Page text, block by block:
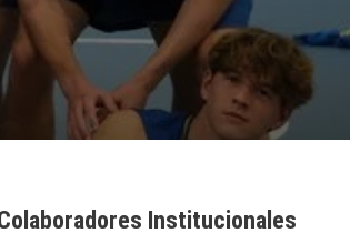
Institucionales